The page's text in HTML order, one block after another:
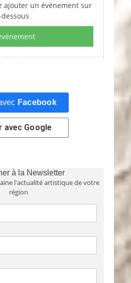
ajouter un événement sur
Facebook
avec Google
à la Newsletter
l'actualité artistique de votre
région